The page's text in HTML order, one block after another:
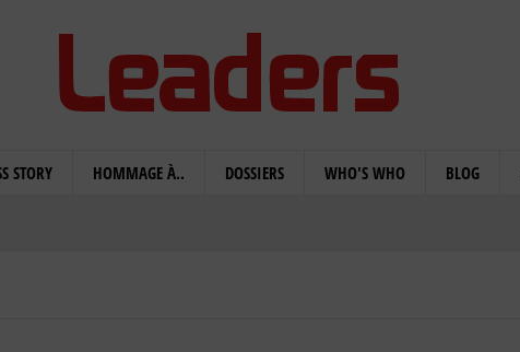
STORY HOMMAGE À.. DOSSIERS WHO'S WHO BLOG